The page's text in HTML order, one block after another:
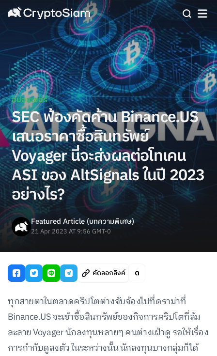
สปอนเซอร์
SEC ฟ้องคัดค้าน Binance.US
เสนอราคาซื้อสินทรัพย์
Voyager นี่จะส่งผลต่อโทเคน
ASI ของ AltSignals ในปี 2023
อย่างไร?
Featured Article (บทความพิเศษ)
21 Apr 2023 AT 9:56 GMT-0
คัดลอกลิงค์
ทุกสายตาในตลาดคริปโตต่างจับจ้องไปที่ดราม่าที่
Binance.US จะเข้าซื้อสินทรัพย์ของกิจการคริปโตที่ล้ม
ละลาย Voyager นักลงทุนหลายๆ คนต่างเฝ้าดู รอให้เรื่อง
การกำกับดูลงตัว ในระหว่างนั้น นักลงทุนบางกลุ่มก็ได้